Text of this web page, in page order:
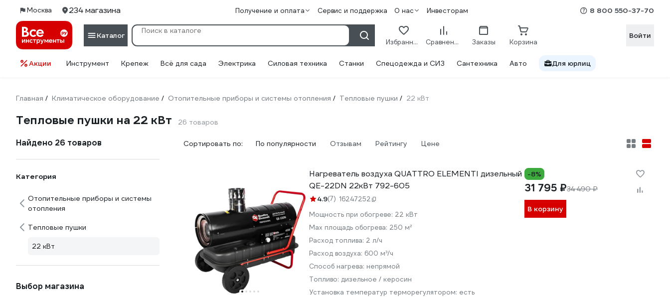
Москва 234 магазина Получение и оплата Сервис и поддержка О нас Инвесторам 8 800 550-37-70
Каталог
Избранное Сравнение Заказы Корзина
Войти
Акции Инструмент Крепеж Всё для сада Электрика Силовая техника Станки Спецодежда и СИЗ Сантехника Авто Для юрлиц
Главная / Климатическое оборудование / Отопительные приборы и системы отопления / Тепловые пушки / 22 кВт
Тепловые пушки на 22 кВт 26 товаров
Найдено 26 товаров
Категория
Отопительные приборы и системы
отопления
Тепловые пушки
22 кВт
Выбор магазина
Сортировать по: По популярности Отзывам Рейтингу Цене
Нагреватель воздуха QUATTRO ELEMENTI дизельный
QE-22DN 22кВт 792-605
4.9(7) 16247252
Мощность при обогреве: 22 кВт
Max площадь обогрева: 250 м²
Расход топлива: 2 л/ч
Расход воздуха: 600 м³/ч
Способ нагрева: непрямой
Топливо: дизельное / керосин
Установка температур терморегулятором: есть
-8%
31 795 ₽34 490 ₽
В корзину